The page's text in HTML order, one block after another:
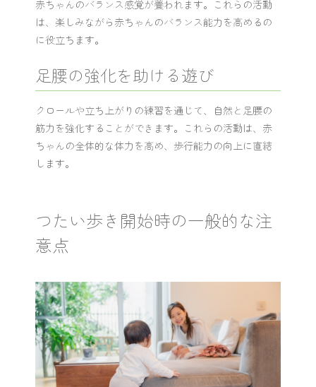
赤ちゃんのバランス感覚が養われます。これらの活動
は、楽しみながら赤ちゃんのバランス能力を高めるの
に役立ちます。
足腰の強化を助ける遊び
クロールや立ち上がりの練習を通じて、自然と足腰の
筋力を強化することができます。これらの活動は、赤
ちゃんの全体的な体力を高め、歩行能力の向上に直結
します。
つたい歩き開始時の一般的な注
意点